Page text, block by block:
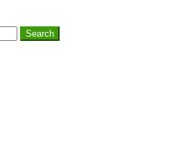
Search